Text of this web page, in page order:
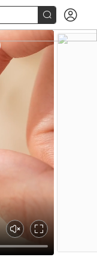
 
U
n
E
n